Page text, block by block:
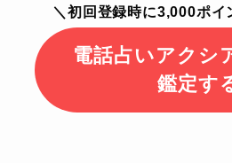
＼初回登録時に3,000ポイ
電話占いアクシ
鑑定す